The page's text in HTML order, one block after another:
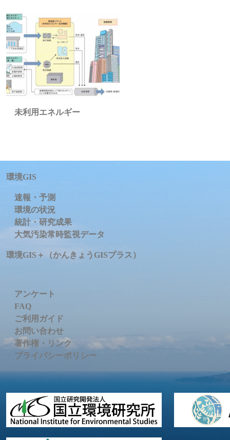
未利用エネルギー
環境GIS
速報・予測
環境の状況
統計・研究成果
大気汚染常時監視データ
環境GIS＋（かんきょうGISプラス）
アンケート
FAQ
ご利用ガイド
お問い合わせ
著作権・リンク
プライバシーポリシー